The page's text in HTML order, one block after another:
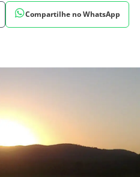
Compartilhe no WhatsApp